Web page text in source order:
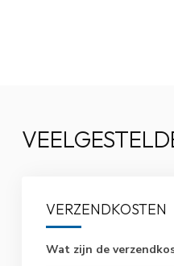
VERZENDKOSTEN
Wat zijn de